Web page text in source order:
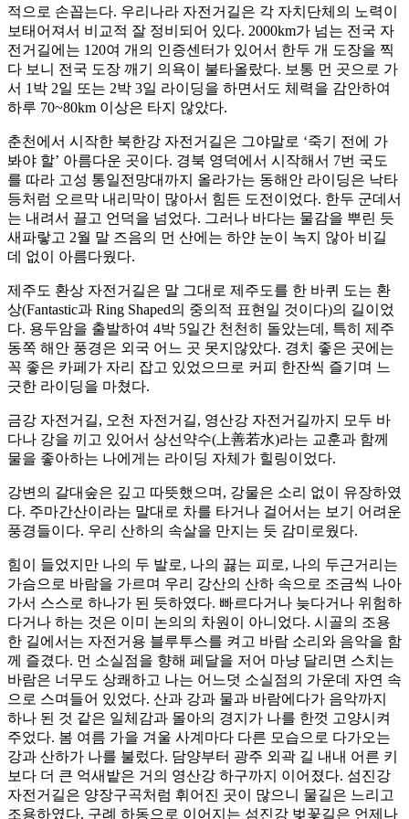
적으로 손꼽는다. 우리나라 자전거길은 각 자치단체의 노력이
보태어져서 비교적 잘 정비되어 있다. 2000km가 넘는 전국 자
전거길에는 120여 개의 인증센터가 있어서 한두 개 도장을 찍
다 보니 전국 도장 깨기 의욕이 불타올랐다. 보통 먼 곳으로 가
서 1박 2일 또는 2박 3일 라이딩을 하면서도 체력을 감안하여
하루 70~80km 이상은 타지 않았다.
춘천에서 시작한 북한강 자전거길은 그야말로 ‘죽기 전에 가
봐야 할’ 아름다운 곳이다. 경북 영덕에서 시작해서 7번 국도
를 따라 고성 통일전망대까지 올라가는 동해안 라이딩은 낙타
등처럼 오르막 내리막이 많아서 힘든 도전이었다. 한두 군데서
는 내려서 끌고 언덕을 넘었다. 그러나 바다는 물감을 뿌린 듯
새파랗고 2월 말 즈음의 먼 산에는 하얀 눈이 녹지 않아 비길
데 없이 아름다웠다.
제주도 환상 자전거길은 말 그대로 제주도를 한 바퀴 도는 환
상(Fantastic과 Ring Shaped의 중의적 표현일 것이다)의 길이었
다. 용두암을 출발하여 4박 5일간 천천히 돌았는데, 특히 제주
동쪽 해안 풍경은 외국 어느 곳 못지않았다. 경치 좋은 곳에는
꼭 좋은 카페가 자리 잡고 있었으므로 커피 한잔씩 즐기며 느
긋한 라이딩을 마쳤다.
금강 자전거길, 오천 자전거길, 영산강 자전거길까지 모두 바
다나 강을 끼고 있어서 상선약수(上善若水)라는 교훈과 함께
물을 좋아하는 나에게는 라이딩 자체가 힐링이었다.
강변의 갈대숲은 깊고 따뜻했으며, 강물은 소리 없이 유장하였
다. 주마간산이라는 말대로 차를 타거나 걸어서는 보기 어려운
풍경들이다. 우리 산하의 속살을 만지는 듯 감미로웠다.
힘이 들었지만 나의 두 발로, 나의 끓는 피로, 나의 두근거리는
가슴으로 바람을 가르며 우리 강산의 산하 속으로 조금씩 나아
가서 스스로 하나가 된 듯하였다. 빠르다거나 늦다거나 위험하
다거나 하는 것은 이미 논의의 차원이 아니었다. 시골의 조용
한 길에서는 자전거용 블루투스를 켜고 바람 소리와 음악을 함
께 즐겼다. 먼 소실점을 향해 페달을 저어 마냥 달리면 스치는
바람은 너무도 상쾌하고 나는 어느덧 소실점의 가운데 자연 속
으로 스며들어 있었다. 산과 강과 물과 바람에다가 음악까지
하나 된 것 같은 일체감과 몰아의 경지가 나를 한껏 고양시켜
주었다. 봄 여름 가을 겨울 사계마다 다른 모습으로 다가오는
강과 산하가 나를 불렀다. 담양부터 광주 외곽 길 내내 어른 키
보다 더 큰 억새밭은 거의 영산강 하구까지 이어졌다. 섬진강
자전거길은 양장구곡처럼 휘어진 곳이 많으니 물길은 느리고
조용하였다. 구례 하동으로 이어지는 섬진강 벚꽃길은 언제나